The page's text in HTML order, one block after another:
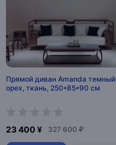
Прямой диван Amanda темный
орех, ткань, 250*85*90 см
23 400 ¥ 327 600 ₽